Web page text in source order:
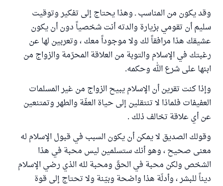
وقد يكون من المناسب ـ وهذا يحتاج إلى تفكير وتوقيت
سليم أن تقومي بزيارة والدته أنت شخصياً دون أن يكون
عشيقك هذا مرافقاً لك ولا موجوداً معك ، وتعربين لها عن
رغبتك في الإسلام والتوبة من العلاقة المحرّمة والزواج من
ابنها على شرع الله وحكمه.
وإذا كنت تقرين أن الإسلام يبيح الزواج من غير المسلمات
العفيفات فلماذا لا تنتقلين إلى حياة العفّة والطهر وتمتنعين
عن أي علاقة تخالف ذلك .
وقولك الصديق لا يمكن أن يكون السبب في قبول الإسلام له
معنى صحيح ، وهو أنك ستسلمين ليس محبة في هذا
الشخص ولكن محبة في الحقّ ومحبة لله الذي رضي الإسلام
ديناً للبشر ، وأدلّة هذا واضحة وبيّنة ولا تحتاج إلى قوة